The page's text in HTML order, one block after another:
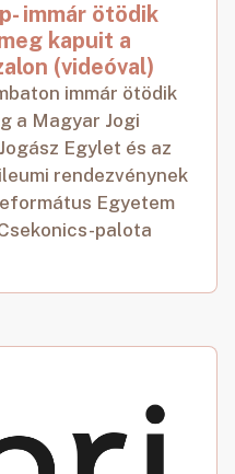
immár ötödik
kapuit a
(videóval)
immár ötödik
a Magyar Jogi
Egylet és az
rendezvénynek
Egyetem
palota